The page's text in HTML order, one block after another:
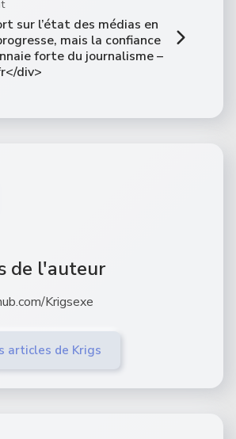
sur l’état des médias en
mais la confiance
forte du journalisme –
div>
de l'auteur
Krigsexe
articles de Krigs